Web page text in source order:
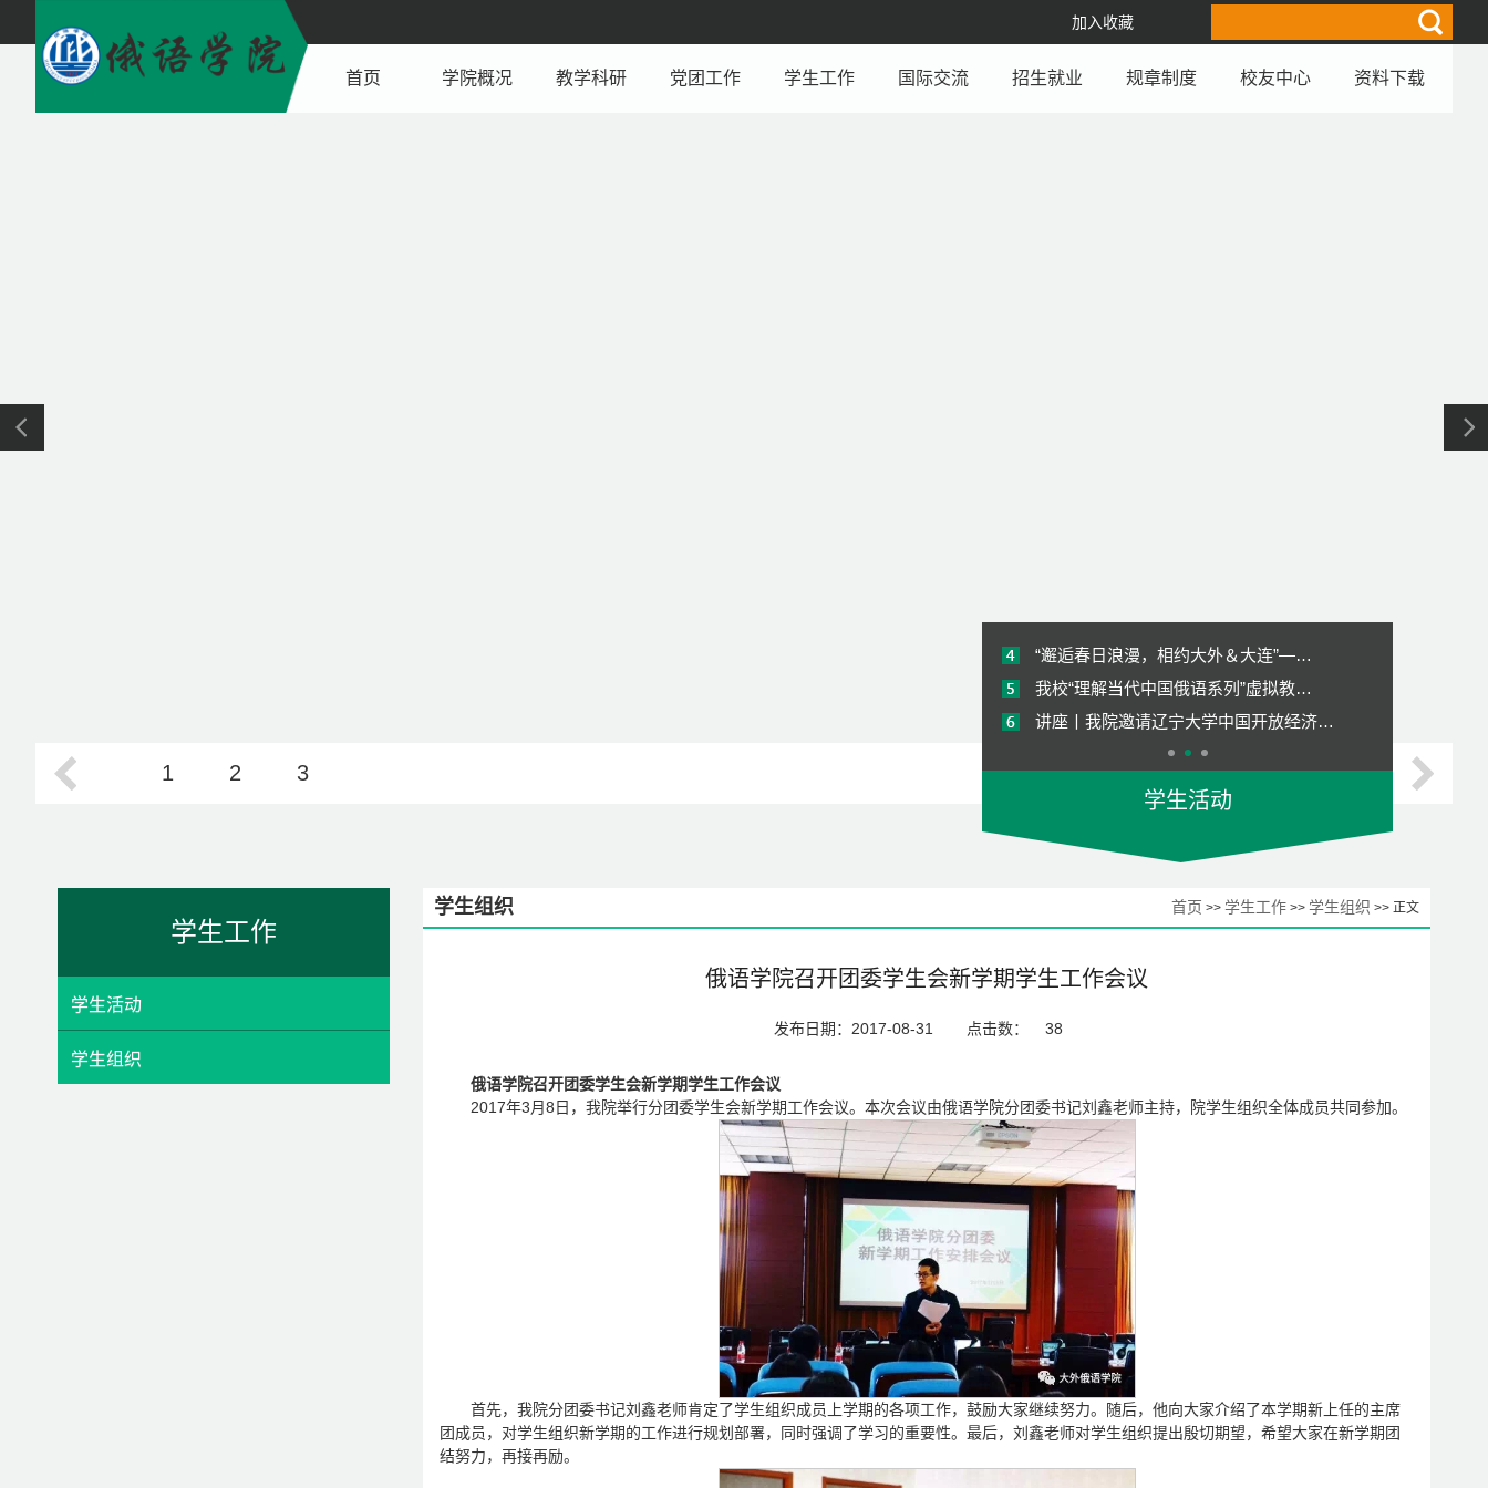
加入收藏
首页 学院概况 教学科研 党团工作 学生工作 国际交流 招生就业 规章制度 校友中心 资料下载
1 2 3
“邂逅春日浪漫，相约大外＆大连”—…
我校“理解当代中国俄语系列”虚拟教…
讲座丨我院邀请辽宁大学中国开放经济…
【师哥师姐说就业2023】考研经验分享
【俄语追梦人】68期 | 跟着第十五届…
喜报 | 我院学子荣获校模拟招聘会大…
访企拓岗促就业 调研合作共育人-我院…
我院赴西安外国语大学俄语学院进行专…
《俄罗斯经济》国际化课程顺利结课
学生活动
学生工作
学生活动
学生组织
学生组织 首页 >> 学生工作 >> 学生组织 >> 正文
俄语学院召开团委学生会新学期学生工作会议
发布日期：2017-08-31 点击数： 38
俄语学院召开团委学生会新学期学生工作会议
2017年3月8日，我院举行分团委学生会新学期工作会议。本次会议由俄语学院分团委书记刘鑫老师主持，院学生组织全体成员共同参加。
首先，我院分团委书记刘鑫老师肯定了学生组织成员上学期的各项工作，鼓励大家继续努力。随后，他向大家介绍了本学期新上任的主席
团成员，对学生组织新学期的工作进行规划部署，同时强调了学习的重要性。最后，刘鑫老师对学生组织提出殷切期望，希望大家在新学期团
结努力，再接再励。